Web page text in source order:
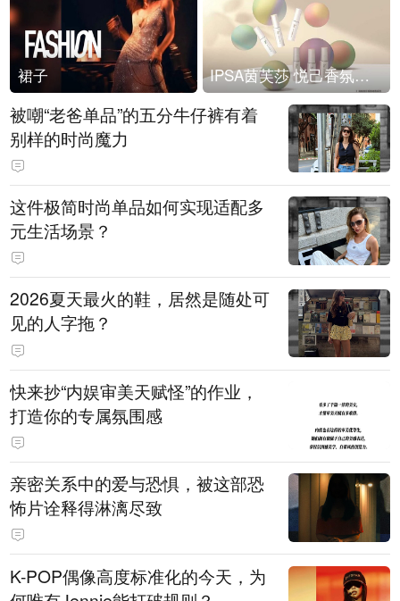
裙子 IPSA茵芙莎 悦己香氛凝露上市
被嘲“老爸单品”的五分牛仔裤有着
别样的时尚魔力
这件极简时尚单品如何实现适配多
元生活场景？
2026夏天最火的鞋，居然是随处可
见的人字拖？
快来抄“内娱审美天赋怪”的作业，
打造你的专属氛围感
亲密关系中的爱与恐惧，被这部恐
怖片诠释得淋漓尽致
K-POP偶像高度标准化的今天，为